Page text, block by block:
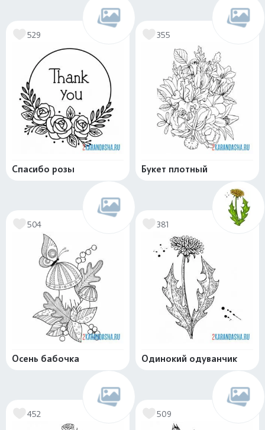
529
Спасибо розы
355
Букет плотный
504
Осень бабочка
381
Одинокий одуванчик
452 509